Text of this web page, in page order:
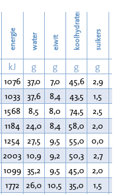
68
energie water eiwit koolhydraten suikers
kJ g g g g
1076 37,0 7,0 45,6 2,9
1033 37,6 8,4 43,5 1,5
1568 8,5 8,0 74,5 2,5
1184 24,0 8,4 58,0 2,0
1254 27,5 9,5 55,0 0,0
2003 10,9 9,2 50,3 2,7
1099 35,2 9,5 45,0 2,0
1772 26,0 10,5 35,0 1,5